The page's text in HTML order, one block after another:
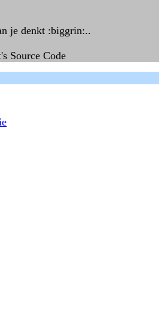
je denkt :biggrin:..
Source Code